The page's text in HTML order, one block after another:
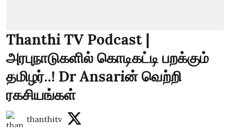
Thanthi TV Podcast |
அரபுநாடுகளில் கொடிகட்டி பறக்கும்
தமிழர்..! Dr Ansariன் வெற்றி
ரகசியங்கள்
thanthitv